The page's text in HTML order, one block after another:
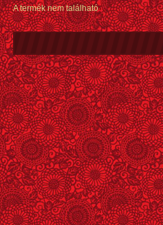
A termék nem található